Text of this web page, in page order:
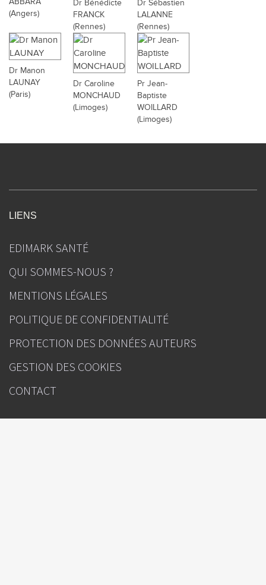
(Angers)
Dr Bénédicte
FRANCK
(Rennes)
Dr Sébastien
LALANNE
(Rennes)
Dr Manon
LAUNAY
(Paris)
Dr Caroline
MONCHAUD
(Limoges)
Pr Jean-
Baptiste
WOILLARD
(Limoges)
LIENS
EDIMARK SANTÉ
QUI SOMMES-NOUS ?
MENTIONS LÉGALES
POLITIQUE DE CONFIDENTIALITÉ
PROTECTION DES DONNÉES AUTEURS
GESTION DES COOKIES
CONTACT